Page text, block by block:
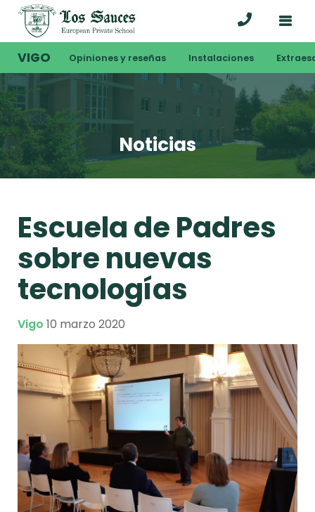
VIGO Opiniones y reseñas Instalaciones
Noticias
Escuela de Padres
sobre nuevas
tecnologías
Vigo 10 marzo 2020